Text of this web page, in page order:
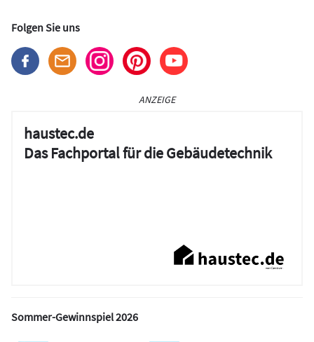
Folgen Sie uns
ANZEIGE
haustec.de
Das Fachportal für die Gebäudetechnik
Sommer-Gewinnspiel 2026